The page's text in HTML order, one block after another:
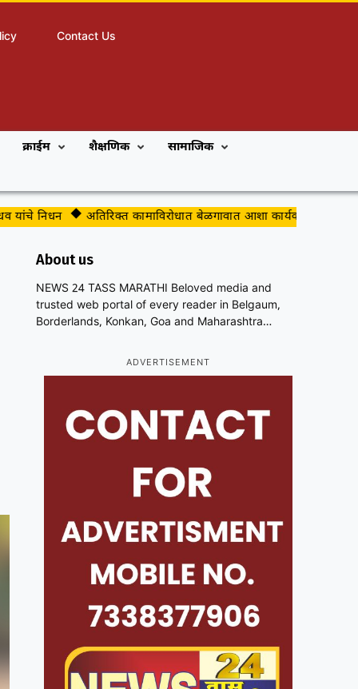
Contact Us
क्राईम शैक्षणिक सामाजिक
अतिरिक्त कामाविरोधात बेळगावात आशा कार्यकर्त्यांचे आंदोलन
About us
NEWS 24 TASS MARATHI Beloved media and
trusted web portal of every reader in Belgaum,
Borderlands, Konkan, Goa and Maharashtra…
ADVERTISEMENT